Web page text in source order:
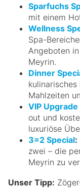
Sparfuchs
mit einem
Wellness
Spa-
Angeboten
Meyrin.
Dinner
Mahlzeiten
VIP Upgrade
out und
luxuriöse
3=2 Special:
zwei – die
Meyrin zu
Unser Tipp: